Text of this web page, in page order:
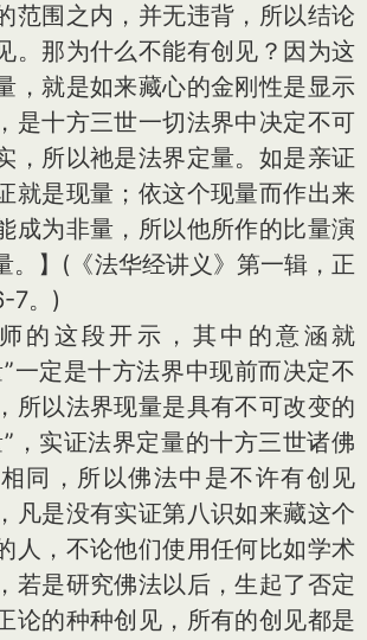
范围之内，并无违背，所以结论
。那为什么不能有创见？因为这
，就是如来藏心的金刚性是显示
是十方三世一切法界中决定不可
，所以祂是法界定量。如是亲证
就是现量；依这个现量而作出来
成为非量，所以他所作的比量演
。】(《法华经讲义》第一辑，正
7。)
的这段开示，其中的意涵就
一定是十方法界中现前而决定不
所以法界现量是具有不可改变的
，实证法界定量的十方三世诸佛
同，所以佛法中是不许有创见
凡是没有实证第八识如来藏这个
人，不论他们使用任何比如学术
若是研究佛法以后，生起了否定
论的种种创见，所有的创见都是